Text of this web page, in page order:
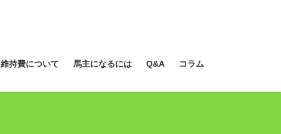
維持費について 馬主になるには Q&A コラム